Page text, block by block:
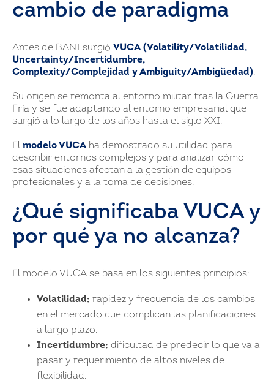
cambio de paradigma
Antes de BANI surgió VUCA (Volatility/Volatilidad,
Uncertainty/Incertidumbre,
Complexity/Complejidad y Ambiguity/Ambigüedad).
Su origen se remonta al entorno militar tras la Guerra
Fría y se fue adaptando al entorno empresarial que
surgió a lo largo de los años hasta el siglo XXI.
El modelo VUCAha demostrado su utilidad para
describir entornos complejos y para analizar cómo
esas situaciones afectan a la gestión de equipos
profesionales y a la toma de decisiones.
¿Qué significaba VUCA y
por qué ya no alcanza?
El modelo VUCA se basa en los siguientes principios:
Volatilidad: rapidez y frecuencia de los cambios
en el mercado que complican las planificaciones
a largo plazo.
Incertidumbre: dificultad de predecir lo que va a
pasar y requerimiento de altos niveles de
flexibilidad.